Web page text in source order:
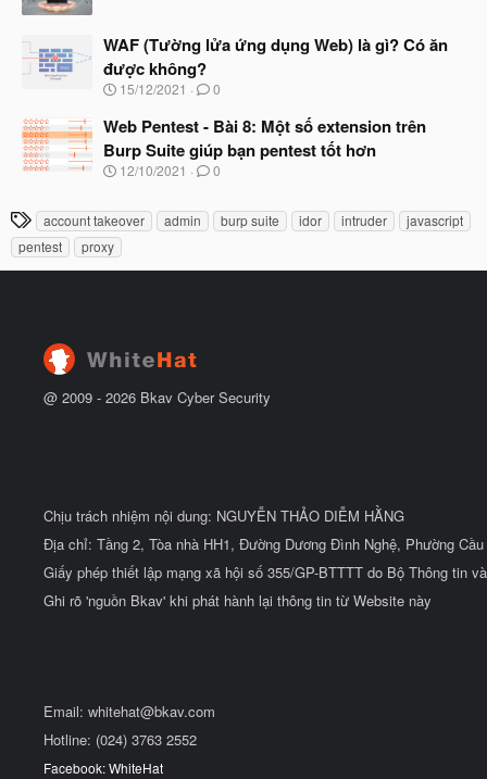
t
đ
ầ
u
y
ắ
t
ầ
u
WAF (Tường lửa ứng dụng Web) là gì? Có ăn
được không?
N
à
b
ắ
đ
ầ
u
15/12/2021 0
Web Pentest - Bài 8: Một số extension trên
Burp Suite giúp bạn pentest tốt hơn
N
y
b
ắ
t
12/10/2021 0
T
h
ẻ
account takeover admin burp suite idor intruder
javascript
pentest
proxy
@ 2009 - 2026 Bkav Cyber Security
Chịu trách nhiệm nội dung: NGUYỄN THẢO DIỄM HẰNG
Địa chỉ: Tầng 2, Tòa nhà HH1, Đường Dương Đình Nghệ, Phường
Giấy phép thiết lập mạng xã hội số 355/GP-BTTTT do Bộ Thông tin
Ghi rõ 'nguồn Bkav' khi phát hành lại thông tin từ Website này
Email: whitehat@bkav.com
Hotline: (024) 3763 2552
Facebook: WhiteHat